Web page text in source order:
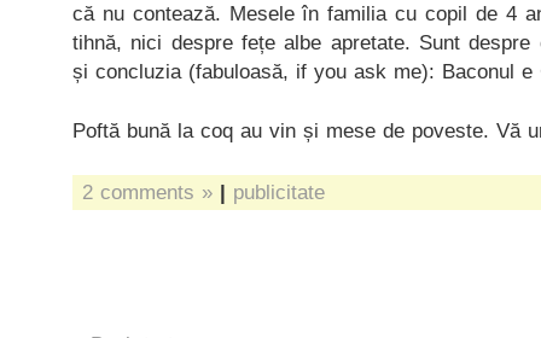
că nu contează. Mesele în familia cu copil de 4
tihnă, nici despre fețe albe apretate. Sunt
și concluzia (fabuloasă, if you ask me): Baconul e
Poftă bună la coq au vin și mese de poveste. Vă
2 comments » | publicitate